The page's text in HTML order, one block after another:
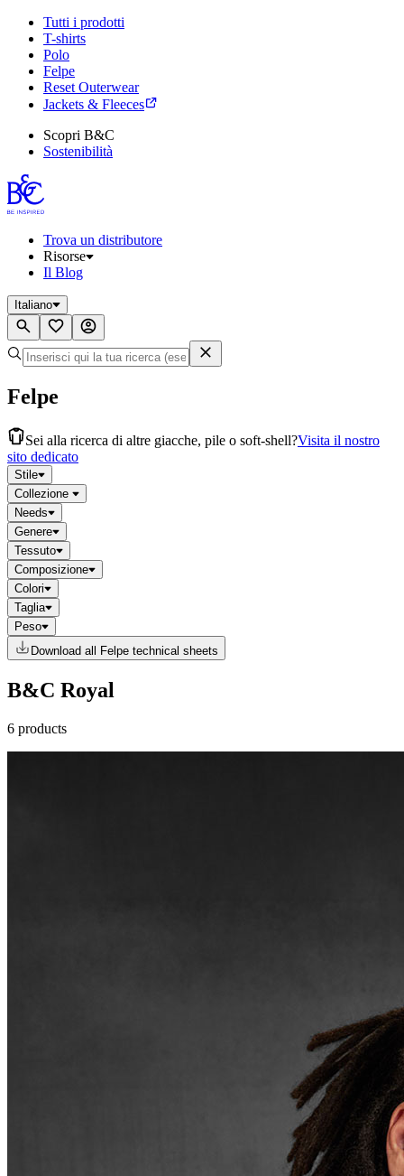
Tutti i prodotti
T-shirts
Polo
Felpe
Reset Outerwear
Jackets & Fleeces
Scopri B&C
Sostenibilità
Trova un distributore
Risorse
Il Blog
Italiano
Felpe
Sei alla ricerca di altre giacche, pile o soft-shell?Visita il nostro
sito dedicato
Stile
Collezione
Needs
Genere
Tessuto
Composizione
Colori
Taglia
Peso
Download all Felpe technical sheets
B&C Royal
6 products